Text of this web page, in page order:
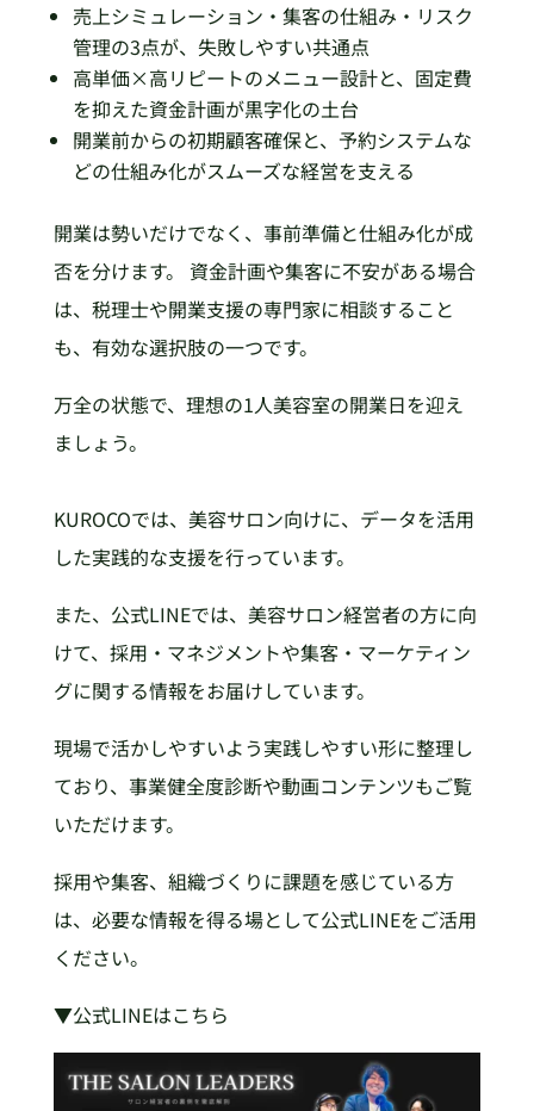
売上シミュレーション・集客の仕組み・リスク
管理の3点が、失敗しやすい共通点
高単価×高リピートのメニュー設計と、固定費
を抑えた資金計画が黒字化の土台
開業前からの初期顧客確保と、予約システムな
どの仕組み化がスムーズな経営を支える
開業は勢いだけでなく、事前準備と仕組み化が成
否を分けます。 資金計画や集客に不安がある場合
は、税理士や開業支援の専門家に相談すること
も、有効な選択肢の一つです。
万全の状態で、理想の1人美容室の開業日を迎え
ましょう。
KUROCOでは、美容サロン向けに、データを活用
した実践的な支援を行っています。
また、公式LINEでは、美容サロン経営者の方に向
けて、採用・マネジメントや集客・マーケティン
グに関する情報をお届けしています。
現場で活かしやすいよう実践しやすい形に整理し
ており、事業健全度診断や動画コンテンツもご覧
いただけます。
採用や集客、組織づくりに課題を感じている方
は、必要な情報を得る場として公式LINEをご活用
ください。
▼公式LINEはこちら